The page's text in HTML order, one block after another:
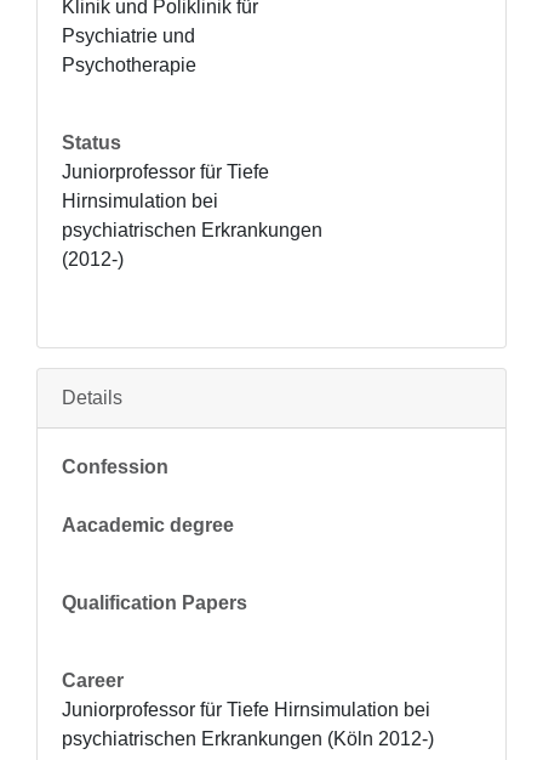
Klinik und Poliklinik für
Psychiatrie und
Psychotherapie
Status
Juniorprofessor für Tiefe
Hirnsimulation bei
psychiatrischen Erkrankungen
(2012-)
Details
Confession
Aacademic degree
Qualification Papers
Career
Juniorprofessor für Tiefe Hirnsimulation bei
psychiatrischen Erkrankungen (Köln 2012-)